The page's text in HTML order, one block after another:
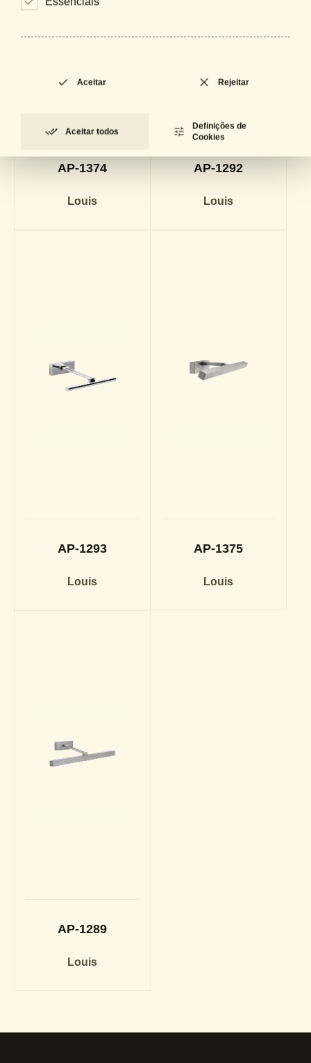
AP-1374
Louis
AP-1292
Louis
AP-1293
Louis
AP-1375
Louis
AP-1289
Louis
Aceitar Rejeitar
Aceitar todos
Definições de
Cookies